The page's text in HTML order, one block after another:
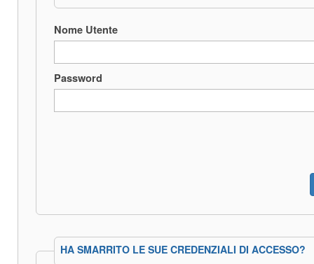
Nome Utente
Password
HA SMARRITO LE SUE CREDENZIALI DI ACCESSO?